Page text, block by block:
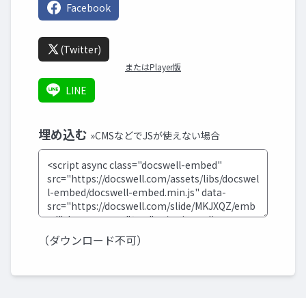
Facebook
(Twitter)
またはPlayer版
LINE
埋め込む »CMSなどでJSが使えない場合
（ダウンロード不可）